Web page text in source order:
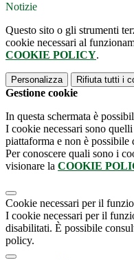
Notizie
Questo sito o gli strumenti
cookie necessari al
COOKIE POLICY.
Personalizza Rifiuta tutti i
Gestione cookie
In questa schermata è
I cookie necessari sono
piattaforma e non è possibile
Per conoscere quali sono i
visionare la COOKIE
Cookie necessari per il
I cookie necessari per il
disabilitati. È possibile
policy.